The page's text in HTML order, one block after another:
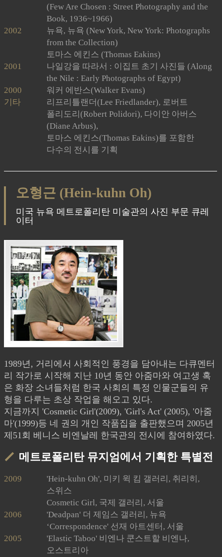
(Few Are Chosen : Street Photography and the
Book, 1936~1966)
2002
뉴욕, 뉴욕 (New York, New York: Photographs
from the Collection)
토마스 에킨스 (Thomas Eakins)
2001
나일강을 따라서 : 이집트 초기 사진들 (Along
the Nile : Early Photographs of Egypt)
2000
워커 에반스(Walker Evans)
기타
리프리틀랜더(Lee Friedlander), 로버트
폴리도리(Robert Polidori), 다이안 아버스
(Diane Arbus),
토마스 에킨스(Thomas Eakins)를 포함한
다수의 전시를 기획
오형근 (Hein-kuhn Oh)
미국 뉴욕 메트로폴리탄 미술관의 사진 부문 큐레
이터
1989년, 거리에서 사회적인 풍경을 담아내는 다큐멘터
리 작가로 시작해 지난 10년 동안 아줌마와 여고생 혹
은 화장 소녀들처럼 한국 사회의 특정 인물군들의 유
형을 다루는 초상 작업을 해오고 있다.
지금까지 'Cosmetic Girl'(2009), 'Girl's Act' (2005), '아줌
마'(1999)등 네 권의 개인 작품집을 출판했으며 2005년
제51회 베니스 비엔날레 한국관의 전시에 참여하였다.
메트로폴리탄 뮤지엄에서 기획한 특별전
2009
'Hein-kuhn Oh', 미키 윅 킴 갤러리, 취리히,
스위스
Cosmetic Girl, 국제 갤러리, 서울
2006
'Deadpan' 더 제임스 갤러리, 뉴욕
‘Correspondence' 선재 아트센터, 서울
2005
'Elastic Taboo' 비엔나 쿤스트할 비엔나,
오스트리아